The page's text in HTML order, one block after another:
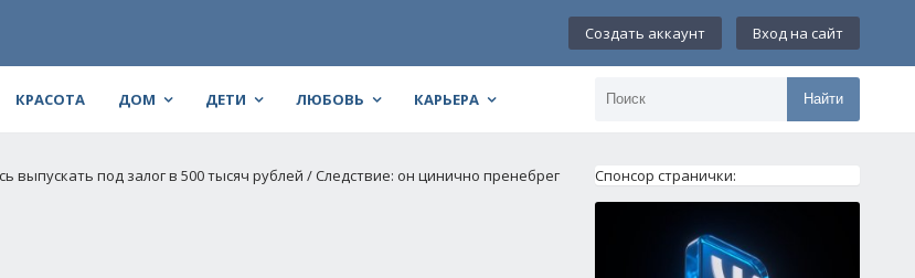
Создать аккаунт Вход на сайт
КРАСОТА ДОМ ДЕТИ ЛЮБОВЬ КАРЬЕРА Найти
выпускать под залог в 500 тысяч рублей / Следствие: он цинично пренебрег
Спонсор странички: